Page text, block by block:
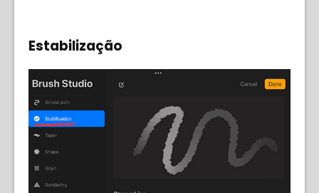
Estabilização